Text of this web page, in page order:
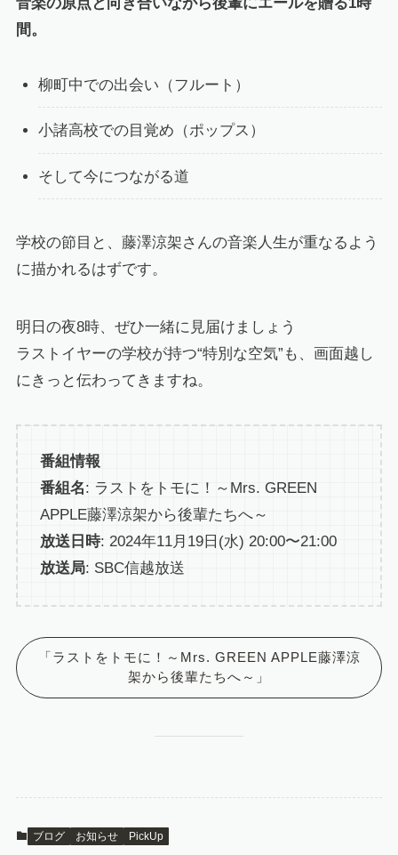
間。
柳町中での出会い（フルート）
小諸高校での目覚め（ポップス）
そして今につながる道
学校の節目と、藤澤涼架さんの音楽人生が重なるよう
に描かれるはずです。
明日の夜8時、ぜひ一緒に見届けましょう
ラストイヤーの学校が持つ“特別な空気”も、画面越し
にきっと伝わってきますね。
番組情報
番組名: ラストをトモに！～Mrs. GREEN
APPLE藤澤涼架から後輩たちへ～
放送日時: 2024年11月19日(水) 20:00〜21:00
放送局: SBC信越放送
「ラストをトモに！～Mrs. GREEN APPLE藤澤涼
架から後輩たちへ～」
ブログ お知らせ PickUp